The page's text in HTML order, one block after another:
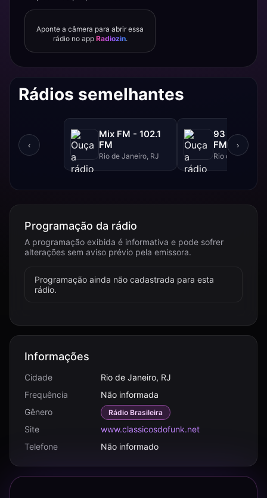
Aponte a câmera para abrir essa
rádio no app Radiozin.
Rádios semelhantes
‹
Mix FM - 102.1
FM
Rio de Janeiro, RJ
93 FM -
FM
Rio de Janeiro,
›
Programação da rádio
A programação exibida é informativa e pode sofrer
alterações sem aviso prévio pela emissora.
Programação ainda não cadastrada para esta
rádio.
Informações
Cidade
Rio de Janeiro, RJ
Frequência
Não informada
Gênero
Rádio Brasileira
Site
www.classicosdofunk.net
Telefone
Não informado